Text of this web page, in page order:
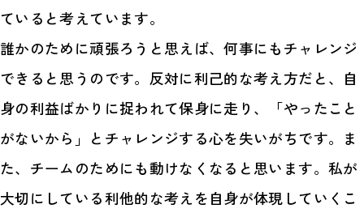
ていると考えています。
誰かのために頑張ろうと思えば、何事にもチャレンジ
できると思うのです。反対に利己的な考え方だと、自
身の利益ばかりに捉われて保身に走り、「やったこと
がないから」とチャレンジする心を失いがちです。ま
た、チームのためにも動けなくなると思います。私が
大切にしている利他的な考えを自身が体現していくこ